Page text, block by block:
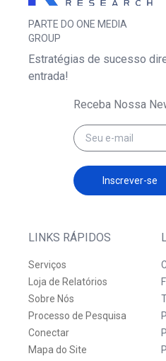
PARTE DO ONE MEDIA
GROUP
LINKS RÁPIDOS
Serviços
Loja de Relatórios
Sobre Nós
Processo de Pesquisa
Conectar
Mapa do Site
Estratégias de sucesso
entrada!
Receba Nossa
Inscrever-se